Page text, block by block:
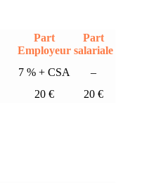
Part
Employeur
Part
salariale
7 % + CSA
–
20 € 20 €